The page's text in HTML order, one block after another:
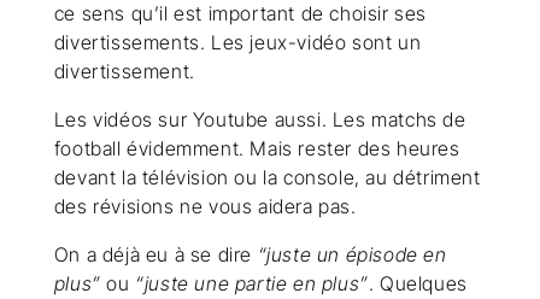
ce sens qu’il est important de choisir ses
divertissements. Les jeux-vidéo sont un
divertissement.
Les vidéos sur Youtube aussi. Les matchs de
football évidemment. Mais rester des heures
devant la télévision ou la console, au détriment
des révisions ne vous aidera pas.
On a déjà eu à se dire “juste un épisode en
plus” ou “juste une partie en plus”. Quelques